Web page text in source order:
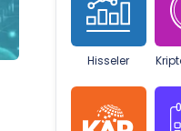
Hisseler